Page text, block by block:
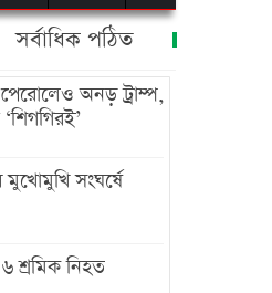
সর্বাধিক পঠিত
অনড় ট্রাম্প,
সংঘর্ষে
শ্রমিক নিহত